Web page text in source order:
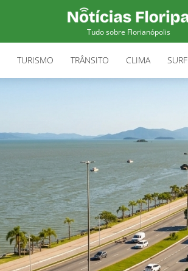
Tudo sobre Florianópolis
TURISMO TRÂNSITO CLIMA SURF